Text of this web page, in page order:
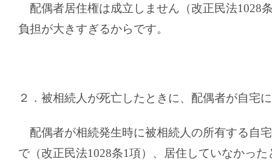
配偶者居住権は成立しません（改正民法1028
負担が大きすぎるからです。
２．被相続人が死亡したときに、配偶者が自宅
配偶者が相続発生時に被相続人の所有する自
で（改正民法1028条1項）、居住していなかっ